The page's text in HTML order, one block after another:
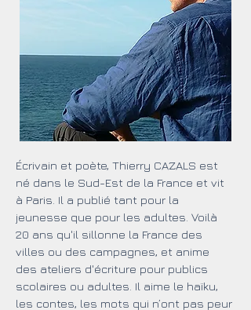
Écrivain et poète, Thierry CAZALS est
né dans le Sud-Est de la France et vit
à Paris. Il a publié tant pour la
jeunesse que pour les adultes. Voilà
20 ans qu'il sillonne la France des
villes ou des campagnes, et anime
des ateliers d'écriture pour publics
scolaires ou adultes. Il aime le haïku,
les contes, les mots qui n’ont pas peur